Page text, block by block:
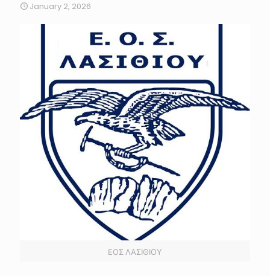
January 2, 2026
ΕΟΣ ΛΑΣΙΘΙΟΥ